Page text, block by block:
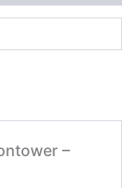
–